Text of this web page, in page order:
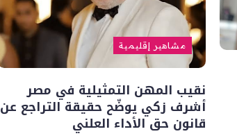
مشاهير إقليمية
نقيب المهن التمثيلية في مصر
أشرف زكي يوضّح حقيقة التراجع عن
قانون حق الأداء العلني